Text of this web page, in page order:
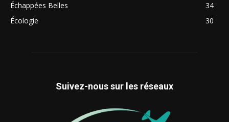
Échappées Belles
34
Écologie
30
Suivez-nous sur les réseaux